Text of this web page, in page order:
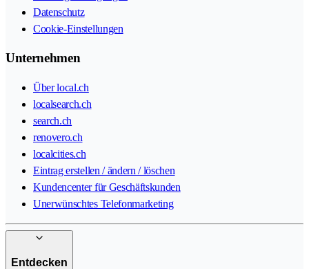
Datenschutz
Cookie-Einstellungen
Unternehmen
Über local.ch
localsearch.ch
search.ch
renovero.ch
localcities.ch
Eintrag erstellen / ändern / löschen
Kundencenter für Geschäftskunden
Unerwünschtes Telefonmarketing
Entdecken